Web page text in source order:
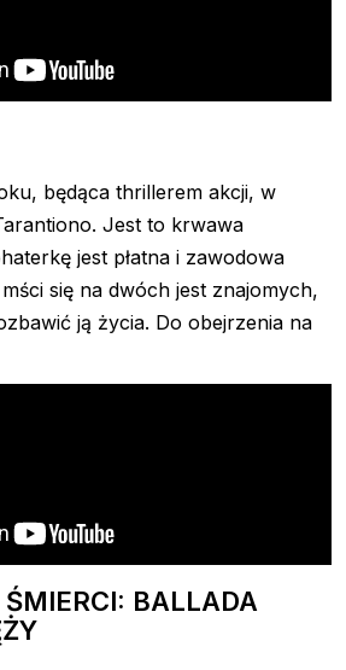
będąca thrillerem akcji, w
Jest to krwawa
jest płatna i zawodowa
się na dwóch jest znajomych,
ją życia. Do obejrzenia na
BALLADA